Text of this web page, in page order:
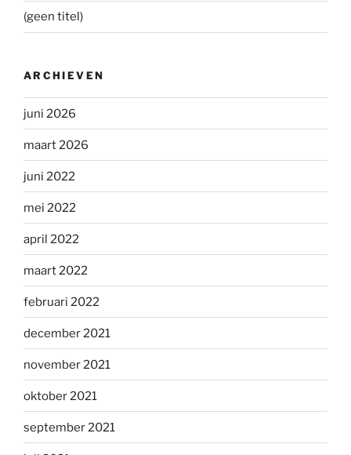
(geen titel)
ARCHIEVEN
juni 2026
maart 2026
juni 2022
mei 2022
april 2022
maart 2022
februari 2022
december 2021
november 2021
oktober 2021
september 2021